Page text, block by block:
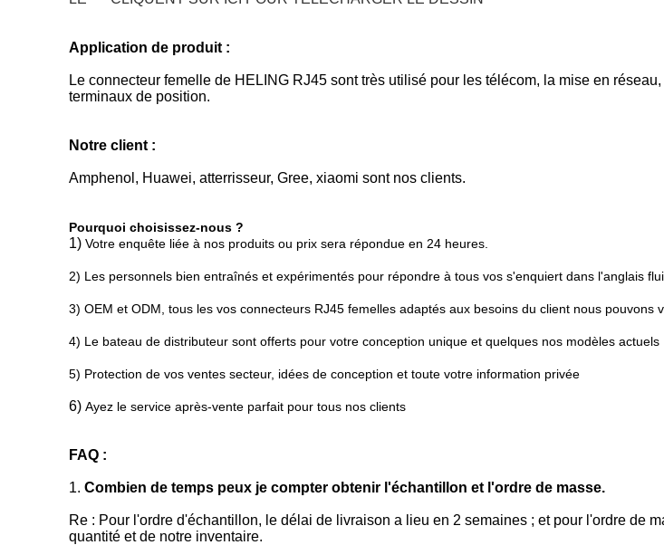
Application de produit :
Le connecteur femelle de HELING RJ45 sont très utilisé pour les télécom, la mise en
terminaux de position.
Notre client :
Amphenol, Huawei, atterrisseur, Gree, xiaomi sont nos clients.
Pourquoi choisissez-nous ?
1) Votre enquête liée à nos produits ou prix sera répondue en 24 heures.
2) Les personnels bien entraînés et expérimentés pour répondre à tous vos s'enquiert dans l'anglais
3) OEM et ODM, tous les vos connecteurs RJ45 femelles adaptés aux besoins du client nous pouvons
4) Le bateau de distributeur sont offerts pour votre conception unique et quelques nos modèles actuels
5) Protection de vos ventes secteur, idées de conception et toute votre information privée
6) Ayez le service après-vente parfait pour tous nos clients
FAQ :
1. Combien de temps peux je compter obtenir l'échantillon et l'ordre de masse.
Re : Pour l'ordre d'échantillon, le délai de livraison a lieu en 2 semaines ; et pour l'ordre de
quantité et de notre inventaire.